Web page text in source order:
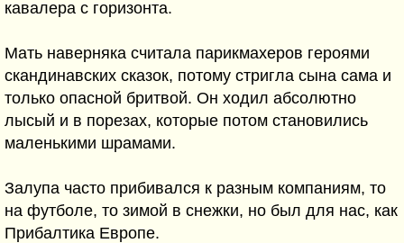
кавалера с горизонта.
Мать наверняка считала парикмахеров героями
скандинавских сказок, потому стригла сына сама и
только опасной бритвой. Он ходил абсолютно
лысый и в порезах, которые потом становились
маленькими шрамами.
Залупа часто прибивался к разным компаниям, то
на футболе, то зимой в снежки, но был для нас, как
Прибалтика Европе.